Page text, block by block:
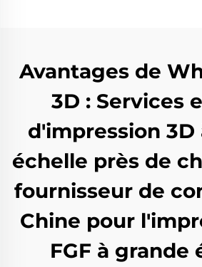
Avantages de
3D : Services
d'impression 3D
échelle près de
fournisseur de
Chine pour
FGF à grande